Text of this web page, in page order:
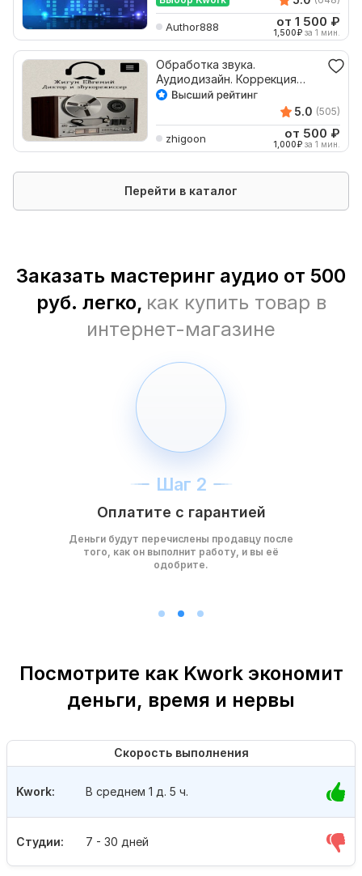
Author888 от 1 500 ₽
1,500₽ за 1 мин.
Обработка звука.
Аудиодизайн. Коррекция
аудио
5.0 (505)
zhigoon от 500 ₽
1,000₽ за 1 мин.
Перейти в каталог
Заказать мастеринг аудио от 500
руб. легко, как купить товар в
интернет-магазине
Шаг 2
Оплатите с гарантией
Деньги будут перечислены продавцу после
того, как он выполнит работу, и вы её
одобрите.
Посмотрите как Kwork экономит
деньги, время и нервы
Скорость выполнения
Студии: 7 - 30 дней
Kwork: В среднем 1 д. 5 ч.